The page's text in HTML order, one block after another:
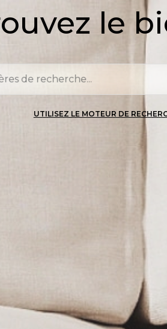
le
UTILISEZ LE MOTEUR DE